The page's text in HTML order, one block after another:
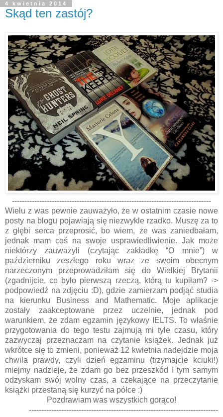
4 kwietnia 2014
Skąd ten zastój?
--------------------------------------------------------------------------------
Wielu z was pewnie zauważyło, że w ostatnim czasie nowe
posty na blogu pojawiają się niezwykle rzadko. Muszę za to
z głębi serca przeprosić, bo wiem, że was zaniedbałam,
jednak mam coś na swoje usprawiedliwienie. Jak może
niektórzy zauważyli (czytając zakładkę “O mnie”) w
październiku zeszłego roku wraz ze swoim obecnym
narzeczonym przeprowadziłam się do Wielkiej Brytanii
(zgadnijcie, co było pierwszą rzeczą, którą tu kupiłam? ->
podpowiedź na zdjęciu :D), gdzie zamierzam podjąć studia
na kierunku Business and Mathematic. Moje aplikacje
zostały zaakceptowane przez uczelnie, jednak pod
warunkiem, że zdam egzamin językowy IELTS. To właśnie
przygotowania do tego testu zajmują mi tyle czasu, który
zazwyczaj przeznaczam na czytanie książek. Jednak już
wkrótce się to zmieni, ponieważ 12 kwietnia nadejdzie moja
chwila prawdy, czyli dzień egzaminu (trzymajcie kciuki!)
miejmy nadzieje, że zdam go bez przeszkód I tym samym
odzyskam swój wolny czas, a czekające na przeczytanie
książki przestaną się kurzyć na półce :)
Pozdrawiam was wszystkich gorąco!
----------------------------------------------------------------------------